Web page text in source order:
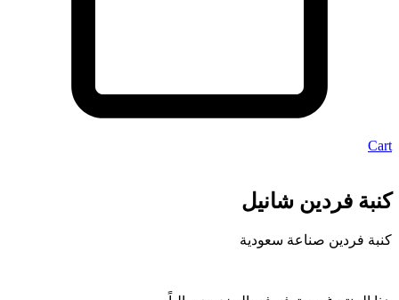
Cart
كنبة فردين شانيل
كنبة فردين صناعة سعودية